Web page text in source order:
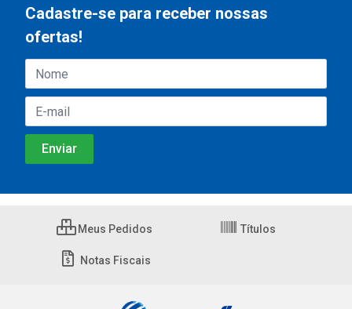
Cadastre-se para receber nossas
ofertas!
Meus Pedidos Títulos
Notas Fiscais